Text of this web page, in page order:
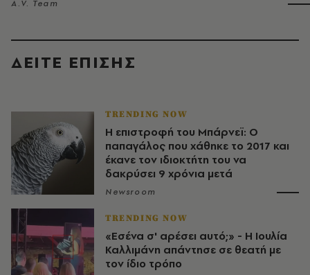
A.V. Team
ΔΕΙΤΕ ΕΠΙΣΗΣ
TRENDING NOW
Η επιστροφή του Μπάρνεϊ: Ο
παπαγάλος που χάθηκε το 2017 και
έκανε τον ιδιοκτήτη του να
δακρύσει 9 χρόνια μετά
Newsroom
TRENDING NOW
«Εσένα σ' αρέσει αυτό;» - Η Ιουλία
Καλλιμάνη απάντησε σε θεατή με
τον ίδιο τρόπο